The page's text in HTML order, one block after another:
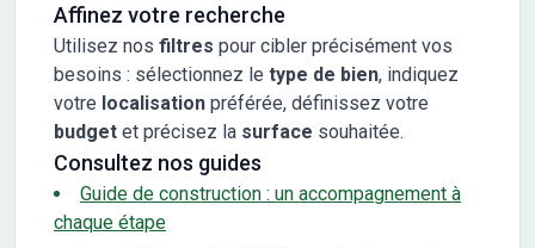
Affinez votre recherche
Utilisez nos filtres pour cibler précisément vos
besoins : sélectionnez le type de bien, indiquez
votre localisation préférée, définissez votre
budget et précisez la surface souhaitée.
Consultez nos guides
Guide de construction : un accompagnement à
chaque étape